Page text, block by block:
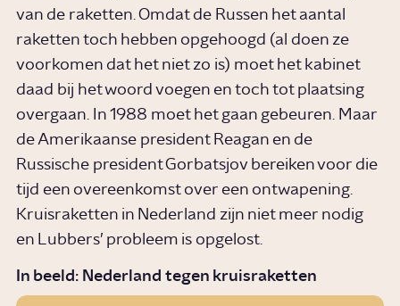
van de raketten. Omdat de Russen het aantal
raketten toch hebben opgehoogd (al doen ze
voorkomen dat het niet zo is) moet het kabinet
daad bij het woord voegen en toch tot plaatsing
overgaan. In 1988 moet het gaan gebeuren. Maar
de Amerikaanse president Reagan en de
Russische president Gorbatsjov bereiken voor die
tijd een overeenkomst over een ontwapening.
Kruisraketten in Nederland zijn niet meer nodig
en Lubbers’ probleem is opgelost.
In beeld: Nederland tegen kruisraketten